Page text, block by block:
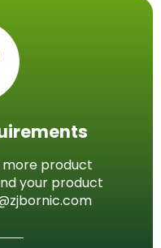
more product
your product